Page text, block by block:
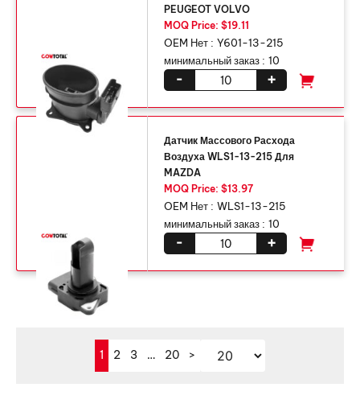
PEUGEOT VOLVO
MOQ Price: $19.11
OEM Нет : Y601-13-215
минимальный заказ : 10
+
-
Датчик Массового Расхода
Воздуха WLS1-13-215 Для
MAZDA
MOQ Price: $13.97
OEM Нет : WLS1-13-215
минимальный заказ : 10
+
-
1 2 3 … 20 >